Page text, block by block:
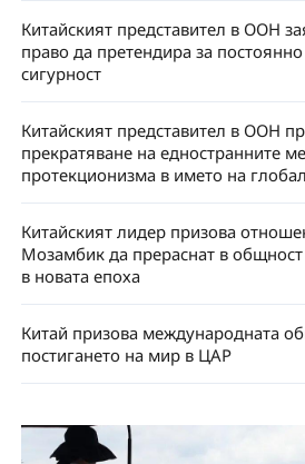
Китайският представител в ООН
право да претендира за
сигурност
Китайският представител в ООН
прекратяване на едностранните
протекционизма в името на
Китайският лидер призова
Мозамбик да прераснат в
в новата епоха
Китай призова международната
постигането на мир в ЦАР